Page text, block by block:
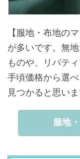
【服地・布地の
が多いです。無
ものや、リバテ
手頃価格から選
見つかると思いま
服地